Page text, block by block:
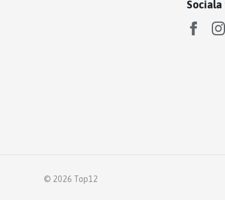
© 2026 Top12